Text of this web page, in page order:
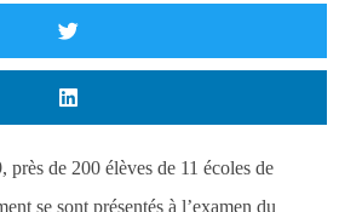
près de 200 élèves de 11 écoles de
se sont présentés à l’examen du